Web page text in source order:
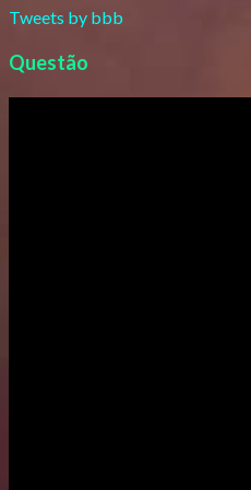
Tweets by bbb
Questão